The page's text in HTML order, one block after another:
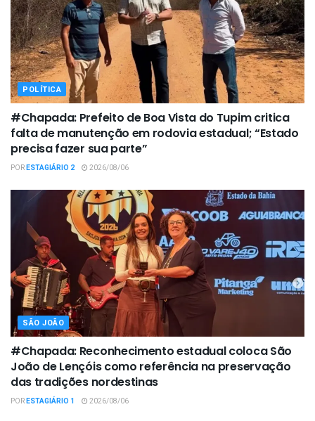
POLÍTICA
#Chapada: Prefeito de Boa Vista do Tupim critica
falta de manutenção em rodovia estadual; “Estado
precisa fazer sua parte”
PORESTAGIÁRIO 2 2026/08/06
SÃO JOÃO
#Chapada: Reconhecimento estadual coloca São
João de Lençóis como referência na preservação
das tradições nordestinas
PORESTAGIÁRIO 1 2026/08/06